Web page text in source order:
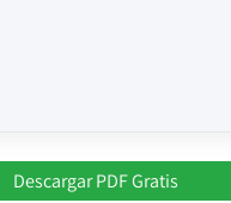
Descargar PDF Gratis